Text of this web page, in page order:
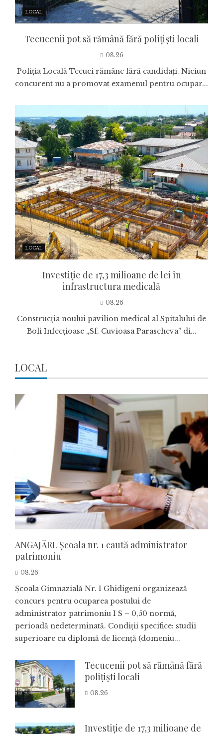
LOCAL
Tecucenii pot să rămână fără polițiști locali
08.26
Poliția Locală Tecuci rămâne fără candidați. Niciun
concurent nu a promovat examenul pentru ocupar...
LOCAL
Investiție de 17,3 milioane de lei în
infrastructura medicală
08.26
Construcția noului pavilion medical al Spitalului de
Boli Infecțioase „Sf. Cuvioasa Parascheva” di...
LOCAL
ANGAJĂRI. Școala nr. 1 caută administrator
patrimoniu
08.26
Școala Gimnazială Nr. 1 Ghidigeni organizează
concurs pentru ocuparea postului de
administrator patrimoniu I S – 0,50 normă,
perioadă nedeterminată. Condiţii specifice: studii
superioare cu diplomă de licență (domeniu...
Tecucenii pot să rămână fără
polițiști locali
08.26
Investiție de 17,3 milioane de